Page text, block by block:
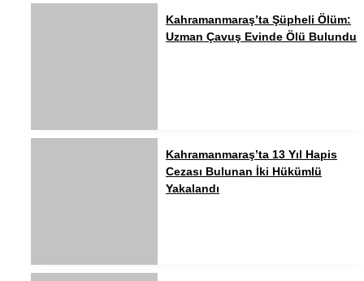
Kahramanmaraş’ta Şüpheli Ölüm:
Uzman Çavuş Evinde Ölü Bulundu
Kahramanmaraş’ta 13 Yıl Hapis
Cezası Bulunan İki Hükümlü
Yakalandı